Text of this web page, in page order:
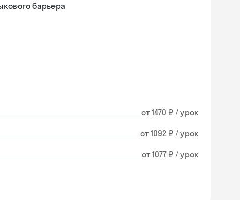
барьера
от 1470 ₽ / урок
от 1092 ₽ / урок
от 1077 ₽ / урок